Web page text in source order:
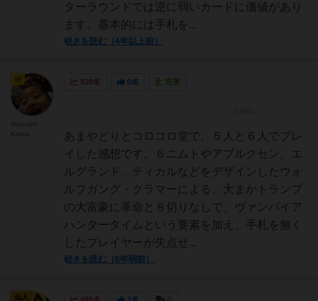
ターラウンドでは逆に弱いカードに価値があり
ます。基本的には手札を...
続きを読む（4年以上前）
829名 0名 充実
あまやどりとコロコロ堂で、５人と６人でプレ
イした感想です。６ニムトやアブルクセン、エ
ルグランド、ティカルなどをデザインしたウォ
ルフガング・クラマーによる、大まかトランプ
の大富豪に革命と８切りなしで、ヴァンパイア
ハンタータイムという要素を加え、手札を無く
したプレイヤーが失点せ...
続きを読む（6年弱前）
仙人